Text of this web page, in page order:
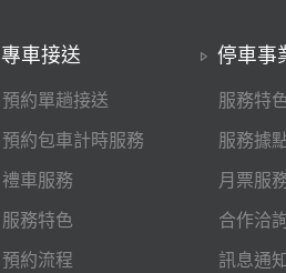
專車接送
預約單趟接送
預約包車計時服務
禮車服務
服務特色
預約流程
停車事
服務特
服務據
月票服
合作洽
訊息通